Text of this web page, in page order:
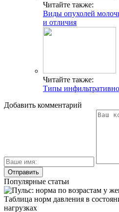
Читайте также:
Виды опухолей
и отличия
Читайте также:
Типы
Добавить комментарий
Популярные статьи